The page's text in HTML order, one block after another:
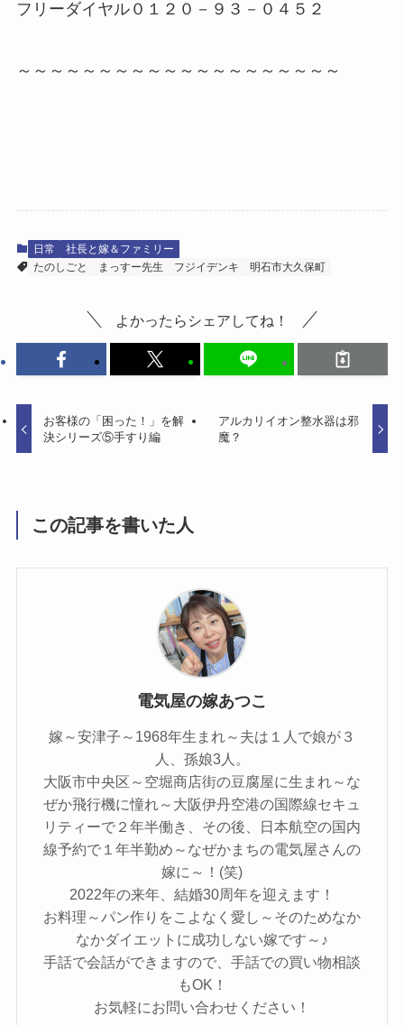
フリーダイヤル０１２０－９３－０４５２
～～～～～～～～～～～～～～～～～～～～
日常
社長と嫁＆ファミリー
たのしごと
まっすー先生 フジイデンキ 明石市大久保町
よかったらシェアしてね！
お客様の「困った！」を解
決シリーズ⑤手すり編
アルカリイオン整水器は邪
魔？
この記事を書いた人
電気屋の嫁あつこ
嫁～安津子～1968年生まれ～夫は１人で娘が３
人、孫娘3人。
大阪市中央区～空堀商店街の豆腐屋に生まれ～な
ぜか飛行機に憧れ～大阪伊丹空港の国際線セキュ
リティーで２年半働き、その後、日本航空の国内
線予約で１年半勤め～なぜかまちの電気屋さんの
嫁に～！(笑)
2022年の来年、結婚30周年を迎えます！
お料理～パン作りをこよなく愛し～そのためなか
なかダイエットに成功しない嫁です～♪
手話で会話ができますので、手話での買い物相談
もOK！
お気軽にお問い合わせください！